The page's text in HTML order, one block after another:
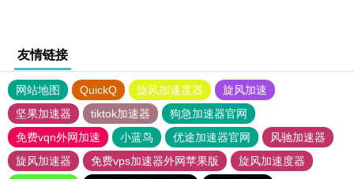
友情链接
网站地图 QuickQ 旋风加速度器
旋风加速
坚果加速器
tiktok加速器
狗急加速器官网
免费vqn外网加速
小蓝鸟 优途加速器官网
风驰加速器
旋风加速器
免费vps加速器外网苹果版
旋风加速度器